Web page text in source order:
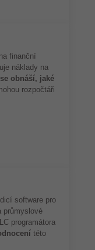
finanční
náklady na
obnáší, jaké
rozpočtáři
software pro
průmyslové
programátora
této